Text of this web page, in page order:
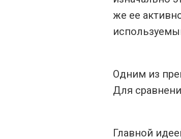
же ее
Одним из
Для
Главной